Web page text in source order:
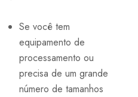
Se você tem
equipamento de
processamento ou
precisa de um grande
número de tamanhos